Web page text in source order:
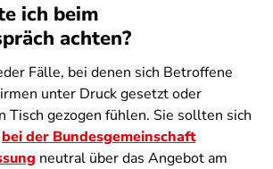
ich beim
achten?
Fälle, bei denen sich Betroffene
unter Druck gesetzt oder
Tisch gezogen fühlen. Sie sollten sich
bei der Bundesgemeinschaft
neutral über das Angebot am